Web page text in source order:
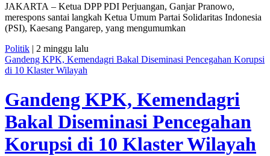
JAKARTA – Ketua DPP PDI Perjuangan, Ganjar Pranowo,
merespons santai langkah Ketua Umum Partai Solidaritas Indonesia
(PSI), Kaesang Pangarep, yang mengumumkan
Politik | 2 minggu lalu
Gandeng KPK, Kemendagri Bakal Diseminasi Pencegahan Korupsi
di 10 Klaster Wilayah
Gandeng KPK, Kemendagri
Bakal Diseminasi Pencegahan
Korupsi di 10 Klaster Wilayah